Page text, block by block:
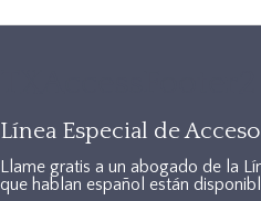
Línea Especial de
Llame gratis a un abogado de la
que hablan español están